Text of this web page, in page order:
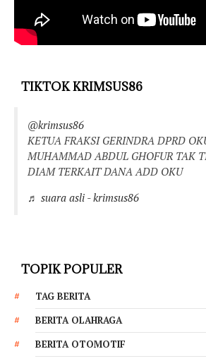
TIKTOK KRIMSUS86
@krimsus86
KETUA FRAKSI GERINDRA DPRD
MUHAMMAD ABDUL GHOFUR TAK
DIAM TERKAIT DANA ADD OKU
♬ suara asli - krimsus86
TOPIK POPULER
TAG BERITA
BERITA OLAHRAGA
BERITA OTOMOTIF